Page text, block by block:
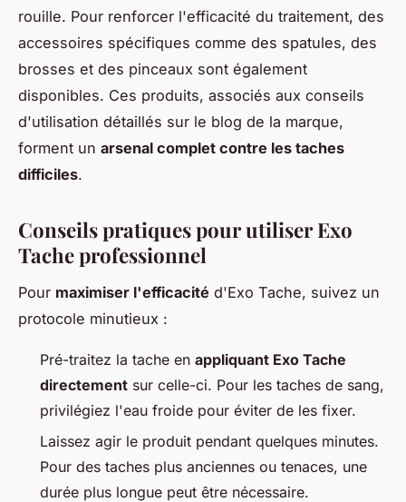
rouille. Pour renforcer l'efficacité du traitement, des
accessoires spécifiques comme des spatules, des
brosses et des pinceaux sont également
disponibles. Ces produits, associés aux conseils
d'utilisation détaillés sur le blog de la marque,
forment un arsenal complet contre les taches
difficiles.
Conseils pratiques pour utiliser Exo
Tache professionnel
Pour maximiser l'efficacité d'Exo Tache, suivez un
protocole minutieux :
Pré-traitez la tache en appliquant Exo Tache
directement sur celle-ci. Pour les taches de sang,
privilégiez l'eau froide pour éviter de les fixer.
Laissez agir le produit pendant quelques minutes.
Pour des taches plus anciennes ou tenaces, une
durée plus longue peut être nécessaire.